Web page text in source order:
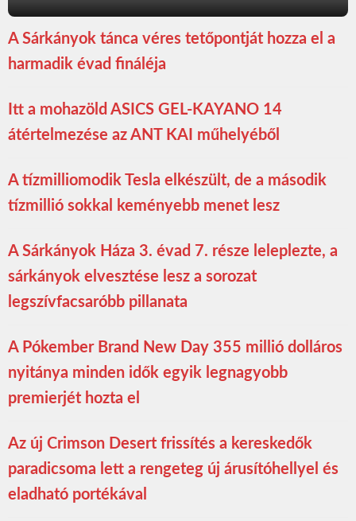
A Sárkányok tánca véres tetőpontját hozza el a
harmadik évad fináléja
Itt a mohazöld ASICS GEL-KAYANO 14
átértelmezése az ANT KAI műhelyéből
A tízmilliomodik Tesla elkészült, de a második
tízmillió sokkal keményebb menet lesz
A Sárkányok Háza 3. évad 7. része leleplezte, a
sárkányok elvesztése lesz a sorozat
legszívfacsaróbb pillanata
A Pókember Brand New Day 355 millió dolláros
nyitánya minden idők egyik legnagyobb
premierjét hozta el
Az új Crimson Desert frissítés a kereskedők
paradicsoma lett a rengeteg új árusítóhellyel és
eladható portékával